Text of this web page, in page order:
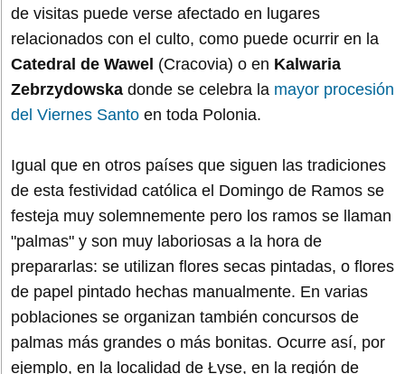
de visitas puede verse afectado en lugares
relacionados con el culto, como puede ocurrir en la
Catedral de Wawel (Cracovia) o en Kalwaria
Zebrzydowska donde se celebra la mayor procesión
del Viernes Santo en toda Polonia.
Igual que en otros países que siguen las tradiciones
de esta festividad católica el Domingo de Ramos se
festeja muy solemnemente pero los ramos se llaman
"palmas" y son muy laboriosas a la hora de
prepararlas: se utilizan flores secas pintadas, o flores
de papel pintado hechas manualmente. En varias
poblaciones se organizan también concursos de
palmas más grandes o más bonitas. Ocurre así, por
ejemplo, en la localidad de Łyse, en la región de